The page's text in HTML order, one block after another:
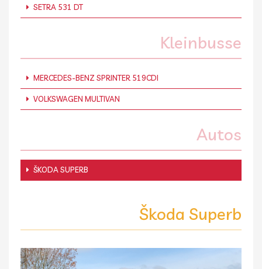
SETRA 531 DT
Kleinbusse
MERCEDES-BENZ SPRINTER 519CDI
VOLKSWAGEN MULTIVAN
Autos
ŠKODA SUPERB
Škoda Superb